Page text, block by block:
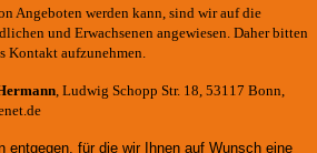
Angeboten werden kann, sind wir auf die
und Erwachsenen angewiesen. Daher bitten
Kontakt aufzunehmen.
, Ludwig Schopp Str. 18, 53117 Bonn,
entgegen, für die wir Ihnen auf Wunsch eine